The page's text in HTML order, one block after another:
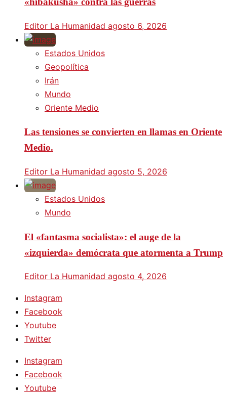
Editor La Humanidad agosto 6, 2026
Estados Unidos
Geopolítica
Irán
Mundo
Oriente Medio
Las tensiones se convierten en llamas en Oriente
Medio.
Editor La Humanidad agosto 5, 2026
Estados Unidos
Mundo
El «fantasma socialista»: el auge de la
«izquierda» demócrata que atormenta a Trump
Editor La Humanidad agosto 4, 2026
Instagram
Facebook
Youtube
Twitter
Instagram
Facebook
Youtube